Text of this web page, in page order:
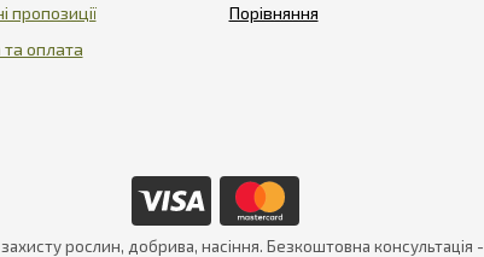
пропозиції
оплата
рослин, добрива, насіння. Безкоштовна консультація -